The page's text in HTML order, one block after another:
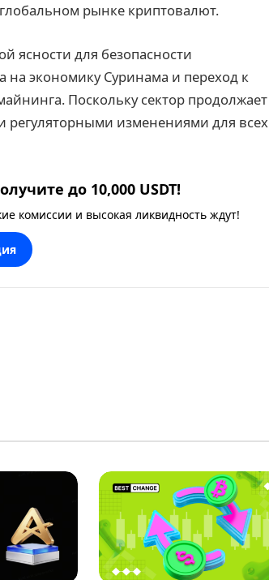
рынке криптовалют.
ясности для безопасности
экономику Суринама и переход к
Поскольку сектор продолжает
регуляторными изменениями для всех
до 10,000 USDT!
комиссии и высокая ликвидность ждут!